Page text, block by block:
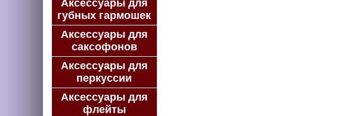
Аксессуары для
губных гармошек
Аксессуары для
саксофонов
Аксессуары для
перкуссии
Аксессуары для
флейты